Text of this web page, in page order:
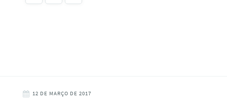
12 DE MARÇO DE 2017